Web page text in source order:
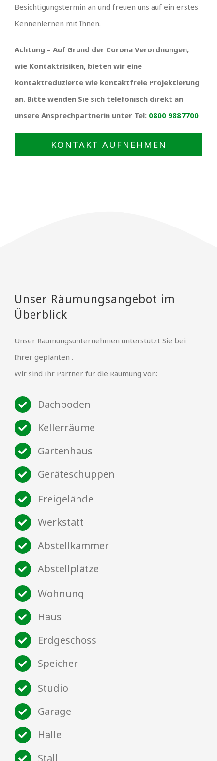
Besichtigungstermin an und freuen uns auf ein erstes
Kennenlernen mit Ihnen.
Achtung – Auf Grund der Corona Verordnungen,
wie Kontaktrisiken, bieten wir eine
kontaktreduzierte wie kontaktfreie Projektierung
an. Bitte wenden Sie sich telefonisch direkt an
unsere Ansprechpartnerin unter Tel: 0800 9887700
KONTAKT AUFNEHMEN
Unser Räumungsangebot im
Überblick
Unser Räumungsunternehmen unterstützt Sie bei
Ihrer geplanten .
Wir sind Ihr Partner für die Räumung von:
Dachboden
Kellerräume
Gartenhaus
Geräteschuppen
Freigelände
Werkstatt
Abstellkammer
Abstellplätze
Wohnung
Haus
Erdgeschoss
Speicher
Studio
Garage
Halle
Stall